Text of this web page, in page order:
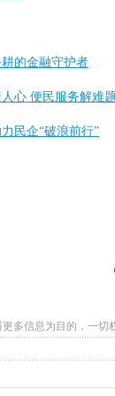
的金融守护者
心 便民服务解难题
民企“破浪前行”
多信息为目的，一切